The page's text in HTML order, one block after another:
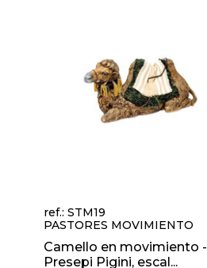
ref.: STM19
PASTORES MOVIMIENTO
Camello en movimiento -
Presepi Pigini, escal...